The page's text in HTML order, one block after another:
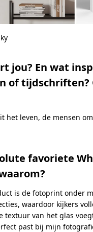
jou? En wat
of tijdschriften?
het leven, de mensen
favoriete
is de fotoprint onder
waardoor kijkers
textuur van het glas
past bij mijn